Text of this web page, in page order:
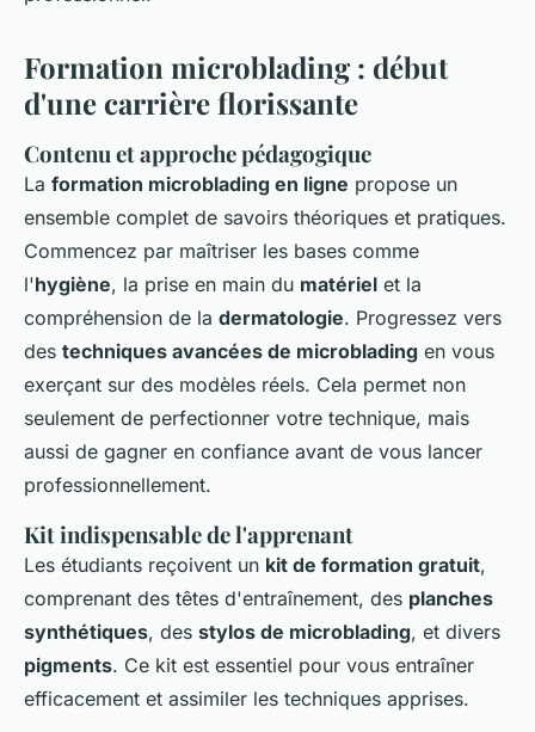
Formation microblading : début
d'une carrière florissante
Contenu et approche pédagogique
La formation microblading en ligne propose un
ensemble complet de savoirs théoriques et pratiques.
Commencez par maîtriser les bases comme
l'hygiène, la prise en main du matériel et la
compréhension de la dermatologie. Progressez vers
des techniques avancées de microblading en vous
exerçant sur des modèles réels. Cela permet non
seulement de perfectionner votre technique, mais
aussi de gagner en confiance avant de vous lancer
professionnellement.
Kit indispensable de l'apprenant
Les étudiants reçoivent un kit de formation gratuit,
comprenant des têtes d'entraînement, des planches
synthétiques, des stylos de microblading, et divers
pigments. Ce kit est essentiel pour vous entraîner
efficacement et assimiler les techniques apprises.